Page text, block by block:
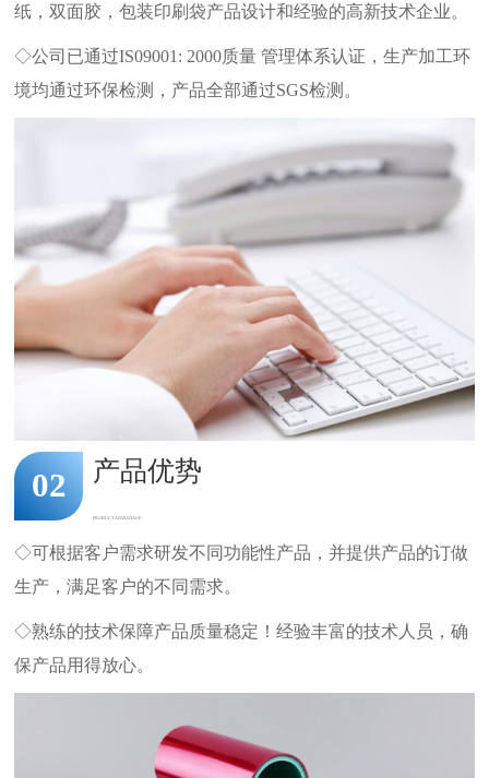
纸，双面胶，包装印刷袋产品设计和经验的高新技术企业。
◇公司已通过IS09001: 2000质量 管理体系认证，生产加工环
境均通过环保检测，产品全部通过SGS检测。
02 产品优势
PRODUCT ADVANTAGE
◇可根据客户需求研发不同功能性产品，并提供产品的订做
生产，满足客户的不同需求。
◇熟练的技术保障产品质量稳定！经验丰富的技术人员，确
保产品用得放心。